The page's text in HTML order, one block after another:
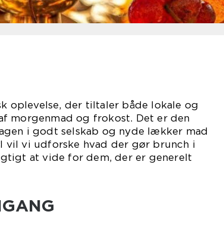
oplevelse, der tiltaler både lokale og
morgenmad og frokost. Det er den
i godt selskab og nyde lækker mad
vil vi udforske hvad der gør brunch i
at vide for dem, der er generelt